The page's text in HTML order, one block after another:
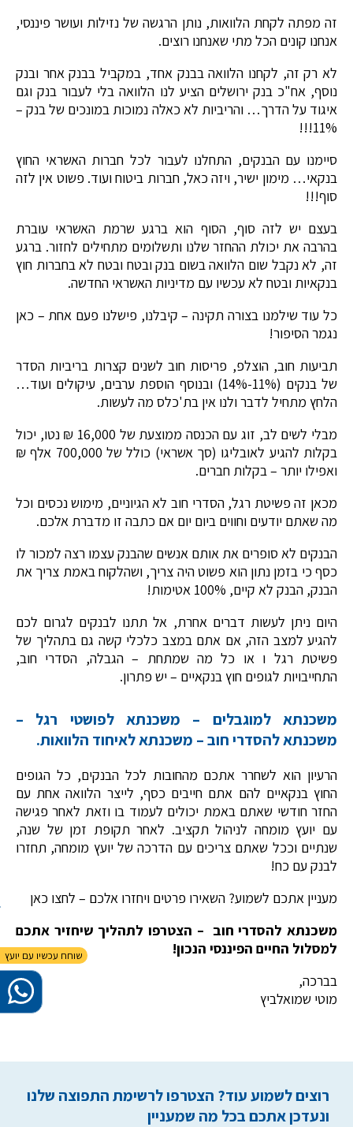
זה מפתה לקחת הלוואות, נותן הרגשה של נזילות ועושר פיננסי,
אנחנו קונים הכל מתי שאנחנו רוצים.
לא רק זה, לקחנו הלוואה בבנק אחד, במקביל בבנק אחר ובנק
נוסף, אח"כ בנק ירושלים הציע לנו הלוואה בלי לעבור בנק וגם
איגוד על הדרך… והריביות לא כאלה נמוכות במונכים של בנק –
11%!!!
סיימנו עם הבנקים, התחלנו לעבור לכל חברות האשראי החוץ
בנקאי… מימון ישיר, ויזה כאל, חברות ביטוח ועוד. פשוט אין לזה
סוף!!!
בעצם יש לזה סוף, הסוף הוא ברגע שרמת האשראי עוברת
בהרבה את יכולת ההחזר שלנו ותשלומים מתחילים לחזור. ברגע
זה, לא נקבל שום הלוואה בשום בנק ובטח ובטח לא בחברות חוץ
בנקאיות ובטח לא עכשיו עם מדיניות האשראי החדשה.
כל עוד שילמנו בצורה תקינה – קיבלנו, פישלנו פעם אחת – כאן
נגמר הסיפור!
תביעות חוב, הוצלפ, פריסות חוב לשנים קצרות בריביות הסדר
של בנקים (11%-14%) ובנוסף הוספת ערבים, עיקולים ועוד…
הלחץ מתחיל לדבר ולנו אין בת'כלס מה לעשות.
מבלי לשים לב, זוג עם הכנסה ממוצעת של 16,000 ₪ נטו, יכול
בקלות להגיע לאובליגו (סך אשראי) כולל של 700,000 אלף ₪
ואפילו יותר – בקלות חברים.
מכאן זה פשיטת רגל, הסדרי חוב לא הגיוניים, מימוש נכסים וכל
מה שאתם יודעים וחווים ביום יום אם כתבה זו מדברת אלכם.
הבנקים לא סופרים את אותם אנשים שהבנק עצמו רצה למכור לו
כסף כי בזמן נתון הוא פשוט היה צריך, ושהלקוח באמת צריך את
הבנק, הבנק לא קיים, 100% אטימות!
היום ניתן לעשות דברים אחרת, אל תתנו לבנקים לגרום לכם
להגיע למצב הזה, אם אתם במצב כלכלי קשה גם בתהליך של
פשיטת רגל ו או כל מה שמתחת – הגבלה, הסדרי חוב,
התחייבויות לגופים חוץ בנקאיים – יש פתרון.
משכנתא למוגבלים – משכנתא לפושטי רגל –
משכנתא להסדרי חוב – משכנתא לאיחוד הלוואות.
הרעיון הוא לשחרר אתכם מהחובות לכל הבנקים, כל הגופים
החוץ בנקאיים להם אתם חייבים כסף, לייצר הלוואה אחת עם
החזר חודשי שאתם באמת יכולים לעמוד בו וזאת לאחר פגישה
עם יועץ מומחה לניהול תקציב. לאחר תקופת זמן של שנה,
שנתיים וככל שאתם צריכים עם הדרכה של יועץ מומחה, תחזרו
לבנק עם כח!
מעניין אתכם לשמוע? השאירו פרטים ויחזרו אלכם – לחצו כאן
משכנתא להסדרי חוב – הצטרפו לתהליך שיחזיר אתכם
למסלול החיים הפיננסי הנכון!
בברכה,
מוטי שמואלביץ
רוצים לשמוע עוד? הצטרפו לרשימת התפוצה שלנו
ונעדכן אתכם בכל מה שמעניין